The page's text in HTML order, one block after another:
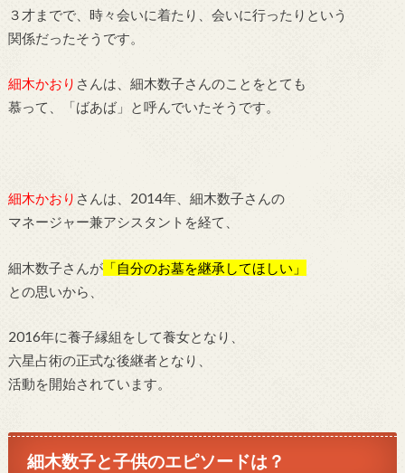
３才までで、時々会いに着たり、会いに行ったりという
関係だったそうです。
細木かおり さんは、細木数子さんのことをとても
慕って、「ばあば」と呼んでいたそうです。
細木かおり さんは、2014年、細木数子さんの
マネージャー兼アシスタントを経て、
細木数子さんが「自分のお墓を継承してほしい」
との思いから、
2016年に養子縁組をして養女となり、
六星占術の正式な後継者となり、
活動を開始されています。
細木数子と子供のエピソードは？